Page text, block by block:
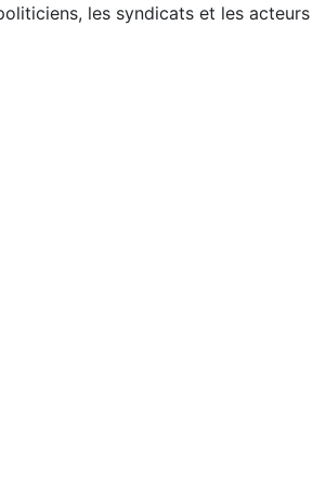
les syndicats et les